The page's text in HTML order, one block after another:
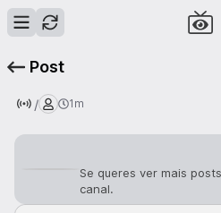
Post
/ 1m
Se queres ver mais
canal.